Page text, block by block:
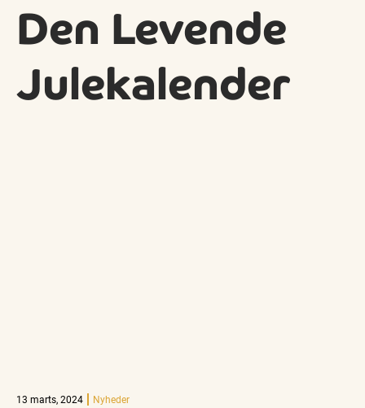
Den Levende
Julekalender
13 marts, 2024 Nyheder